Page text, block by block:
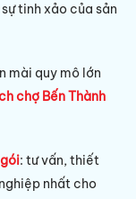
tinh xảo của sản
mài quy mô lớn
chợ Bến Thành
: tư vấn, thiết
nhất cho